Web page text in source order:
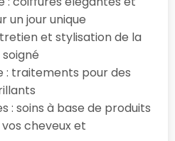
un jour unique
et stylisation de la
: traitements pour des
: soins à base de produits
cheveux et